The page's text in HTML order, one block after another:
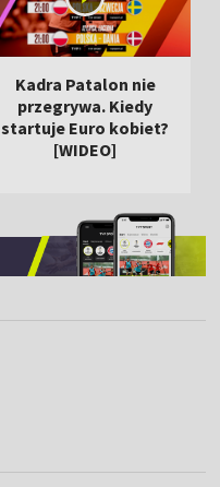
Kadra Patalon nie
przegrywa. Kiedy
startuje Euro kobiet?
[WIDEO]